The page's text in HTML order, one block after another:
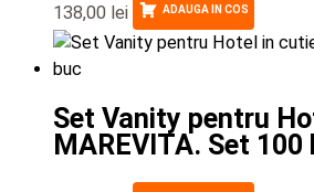
138,00 lei ADAUGA IN COS
Set Vanity pentru
MAREVITA. Set 100